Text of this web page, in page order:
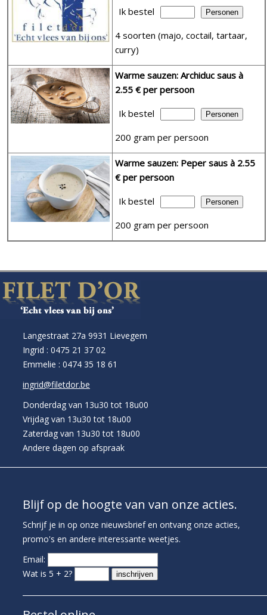
Ik bestel
4 soorten (majo, coctail, tartaar,
curry)
Warme sauzen: Archiduc saus à
2.55 € per persoon
Ik bestel
200 gram per persoon
Warme sauzen: Peper saus à 2.55
€ per persoon
Ik bestel
200 gram per persoon
Langestraat 27a 9931 Lievegem
Ingrid : 0475 21 37 02
Emmelie : 0474 35 18 61
ingrid@filetdor.be
Donderdag van 13u30 tot 18u00
Vrijdag van 13u30 tot 18u00
Zaterdag van 13u30 tot 18u00
Andere dagen op afspraak
Blijf op de hoogte van van onze acties.
Schrijf je in op onze nieuwsbrief en ontvang onze acties,
promo's en andere interessante weetjes.
Email:
Wat is 5 + 2?